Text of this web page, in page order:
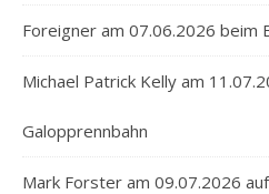
Foreigner am 07.06.2026 beim
Michael Patrick Kelly am
Galopprennbahn
Mark Forster am 09.07.2026